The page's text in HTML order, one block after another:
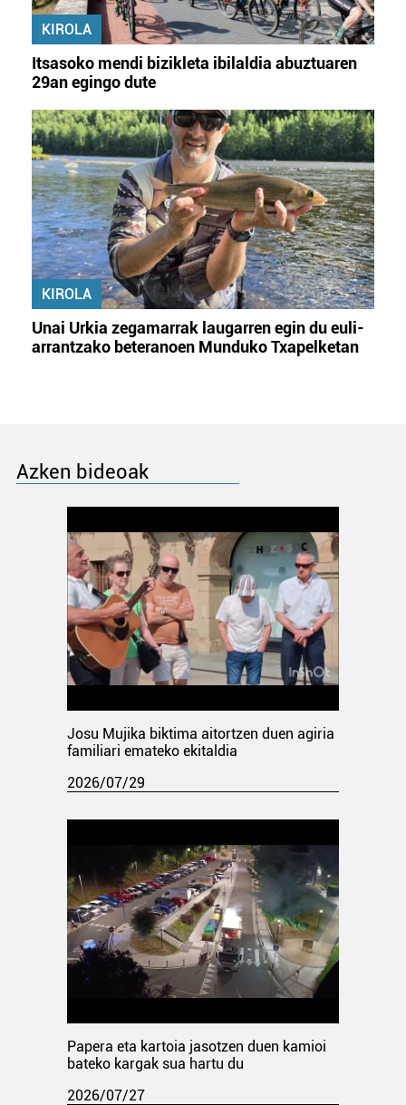
KIROLA
Itsasoko mendi bizikleta ibilaldia abuztuaren
29an egingo dute
KIROLA
Unai Urkia zegamarrak laugarren egin du euli-
arrantzako beteranoen Munduko Txapelketan
Azken bideoak
Josu Mujika biktima aitortzen duen agiria
familiari emateko ekitaldia
2026/07/29
Papera eta kartoia jasotzen duen kamioi
bateko kargak sua hartu du
2026/07/27